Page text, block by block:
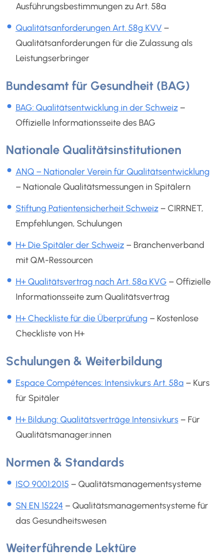
Ausführungsbestimmungen zu Art. 58a
Qualitätsanforderungen Art. 58g KVV–
Qualitätsanforderungen für die Zulassung als
Leistungserbringer
Bundesamt für Gesundheit (BAG)
BAG: Qualitätsentwicklung in der Schweiz–
Offizielle Informationsseite des BAG
Nationale Qualitätsinstitutionen
ANQ – Nationaler Verein für Qualitätsentwicklung
– Nationale Qualitätsmessungen in Spitälern
Stiftung Patientensicherheit Schweiz– CIRRNET,
Empfehlungen, Schulungen
H+ Die Spitäler der Schweiz– Branchenverband
mit QM-Ressourcen
H+ Qualitätsvertrag nach Art. 58a KVG – Offizielle
Informationsseite zum Qualitätsvertrag
H+ Checkliste für die Überprüfung – Kostenlose
Checkliste von H+
Schulungen & Weiterbildung
Espace Compétences: Intensivkurs Art. 58a – Kurs
für Spitäler
H+ Bildung: Qualitätsverträge Intensivkurs– Für
Qualitätsmanager:innen
Normen & Standards
ISO 9001:2015 – Qualitätsmanagementsysteme
SN EN 15224 – Qualitätsmanagementsysteme für
das Gesundheitswesen
Weiterführende Lektüre